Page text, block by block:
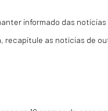
informado das
recapitule as notícias de